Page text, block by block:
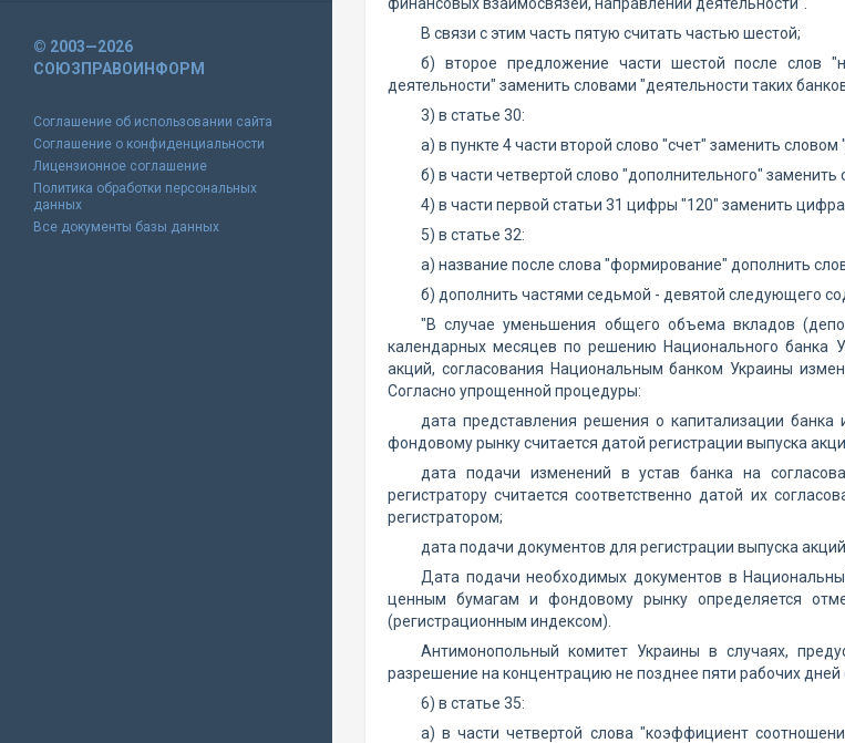
© 2003—2026
СОЮЗПРАВОИНФОРМ
Соглашение об использовании сайта
Соглашение о конфиденциальности
Лицензионное соглашение
Политика обработки персональных
данных
Все документы базы данных
В связи с этим часть пятую считать частью шестой;
б) второе предложение части шестой после слов
деятельности" заменить словами "деятельности таких
3) в статье 30:
а) в пункте 4 части второй слово "счет" заменить словом
б) в части четвертой слово "дополнительного" заменить
4) в части первой статьи 31 цифры "120" заменить
5) в статье 32:
а) название после слова "формирование" дополнить
б) дополнить частями седьмой - девятой следующего
"В случае уменьшения общего объема вкладов
календарных месяцев по решению Национального банка
акций, согласования Национальным банком Украины
Согласно упрощенной процедуры:
дата представления решения о капитализации
фондовому рынку считается датой регистрации выпуска
дата подачи изменений в устав банка на
регистратору считается соответственно датой их
регистратором;
дата подачи документов для регистрации выпуска
Дата подачи необходимых документов в
ценным бумагам и фондовому рынку определяется
(регистрационным индексом).
Антимонопольный комитет Украины в случаях,
разрешение на концентрацию не позднее пяти рабочих
6) в статье 35:
а) в части четвертой слова "коэффициент